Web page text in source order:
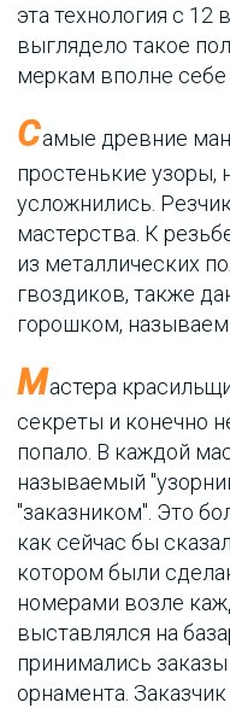
эта технология с 12
выглядело такое
меркам вполне себе
Самые древние
простенькие узоры,
усложнились.
мастерства. К
из металлических
гвоздиков, также
горошком,
Мастера
секреты и конечно
попало. В каждой
называемый
"заказником". Это
как сейчас бы
котором были
номерами возле
выставлялся на
принимались заказы
орнамента.